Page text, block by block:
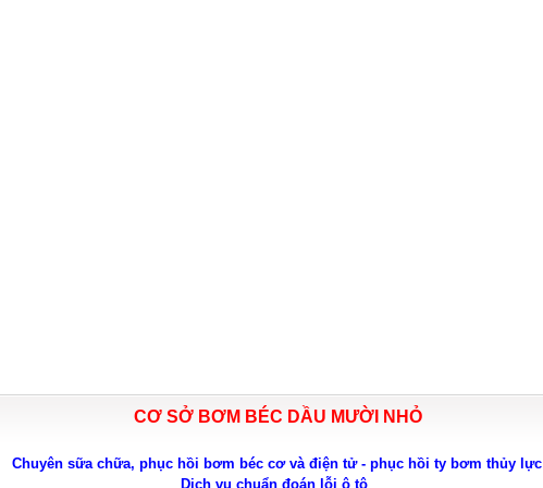
CƠ SỞ BƠM BÉC DẦU MƯỜI NHỎ
Chuyên sữa chữa, phục hồi bơm béc cơ và điện tử - phục hồi ty bơm thủy lực
Dịch vụ chuẩn đoán lỗi ô tô